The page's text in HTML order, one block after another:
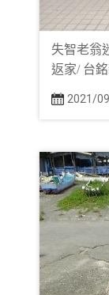
失智老翁
返家/ 台
2021/